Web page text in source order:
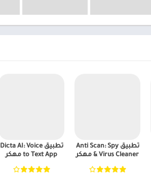
تطبيق Anti Scan: Spy
& Virus Cleaner مهكر
تطبيق Dicta AI: Voice
to Text App مهكر